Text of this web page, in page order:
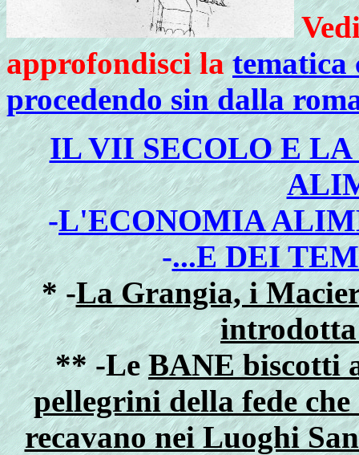
approfondisci la
procedendo sin dalla
IL VII SECOLO E
-L'ECONOMIA
-...E DEI
* -La Grangia, i
** -LeBANE biscotti
pellegrini della fede
recavano nei Luoghi